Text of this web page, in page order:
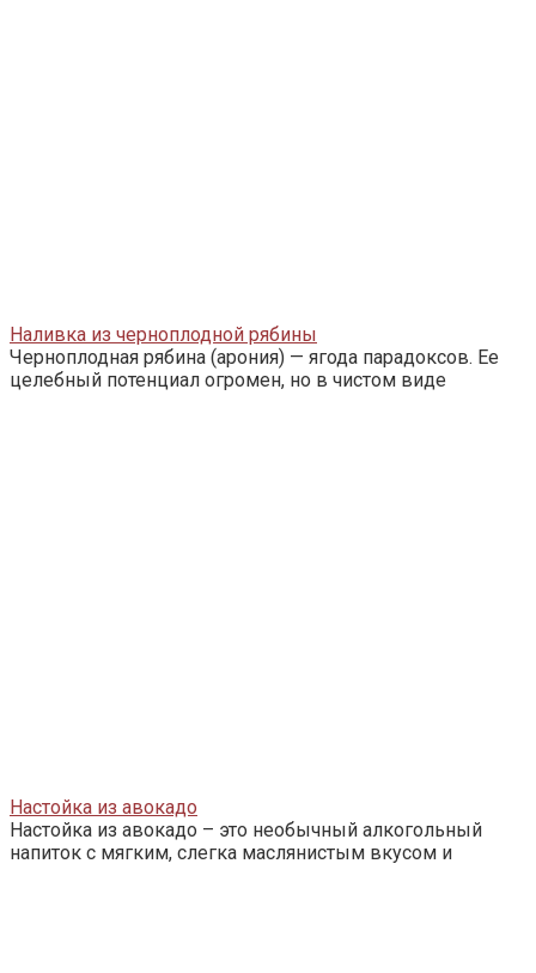
Наливка из черноплодной рябины
Черноплодная рябина (арония) — ягода парадоксов. Ее
целебный потенциал огромен, но в чистом виде
Настойка из авокадо
Настойка из авокадо – это необычный алкогольный
напиток с мягким, слегка маслянистым вкусом и